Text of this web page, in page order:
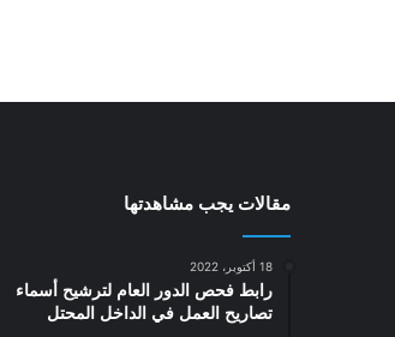
مقالات يجب مشاهدتها
18 أكتوبر، 2022
رابط فحص الدور العام لترشيح أسماء
تصاريح العمل في الداخل المحتل